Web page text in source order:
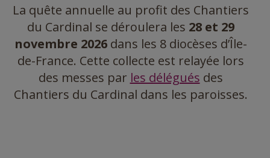
La quête annuelle au profit des Chantiers
du Cardinal se déroulera les 28 et 29
novembre 2026dans les 8 diocèses d’Île-
de-France. Cette collecte est relayée lors
des messes par les délégués des
Chantiers du Cardinal dans les paroisses.